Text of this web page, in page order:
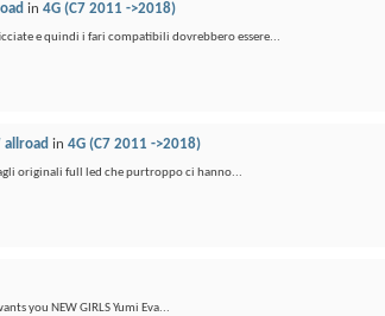
in 4G (C7 2011 ->2018)
e quindi i fari compatibili dovrebbero essere...
in 4G (C7 2011 ->2018)
originali full led che purtroppo ci hanno...
you NEW GIRLS Yumi Eva...